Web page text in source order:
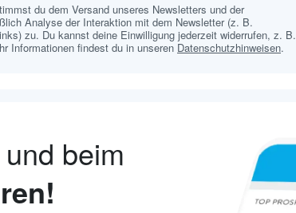
du dem Versand unseres Newsletters und der
Analyse der Interaktion mit dem Newsletter (z. B.
zu. Du kannst deine Einwilligung jederzeit widerrufen, z. B.
Informationen findest du in unseren Datenschutzhinweisen.
beim